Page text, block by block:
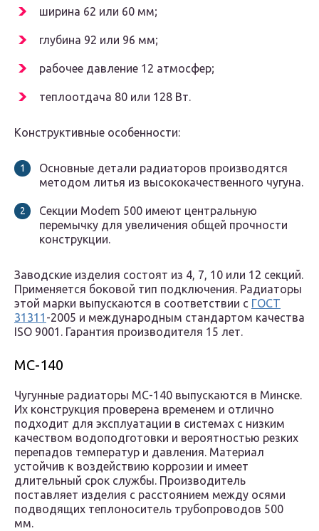
ширина 62 или 60 мм;
глубина 92 или 96 мм;
рабочее давление 12 атмосфер;
теплоотдача 80 или 128 Вт.
Конструктивные особенности:
Основные детали радиаторов производятся
методом литья из высококачественного чугуна.
Секции Modem 500 имеют центральную
перемычку для увеличения общей прочности
конструкции.
Заводские изделия состоят из 4, 7, 10 или 12 секций.
Применяется боковой тип подключения. Радиаторы
этой марки выпускаются в соответствии с ГОСТ
31311 -2005 и международным стандартом качества
ISO 9001. Гарантия производителя 15 лет.
МС-140
Чугунные радиаторы МС-140 выпускаются в Минске.
Их конструкция проверена временем и отлично
подходит для эксплуатации в системах с низким
качеством водоподготовки и вероятностью резких
перепадов температур и давления. Материал
устойчив к воздействию коррозии и имеет
длительный срок службы. Производитель
поставляет изделия с расстоянием между осями
подводящих теплоноситель трубопроводов 500
мм.